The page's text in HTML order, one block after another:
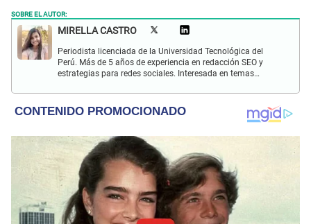
SOBRE EL AUTOR:
MIRELLA CASTRO
Periodista licenciada de la Universidad Tecnológica del
Perú. Más de 5 años de experiencia en redacción SEO y
estrategias para redes sociales. Interesada en temas
música.